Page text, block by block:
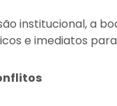
institucional, a
e imediatos